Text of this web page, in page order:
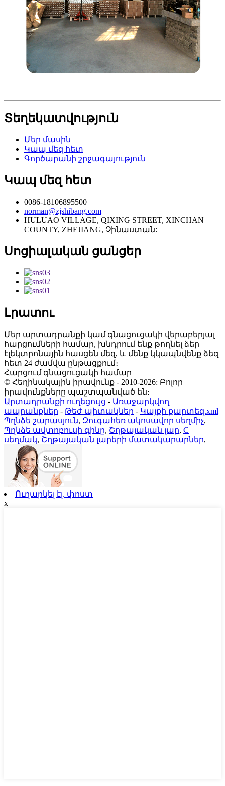
Տեղեկատվություն
Մեր մասին
Կապ մեզ հետ
Գործարանի շրջագայություն
Կապ մեզ հետ
0086-18106895500
norman@zjshibang.com
HULUAO VILLAGE, QIXING STREET, XINCHAN
COUNTY, ZHEJIANG, Չինաստան:
Սոցիալական ցանցեր
Լրատու
Մեր արտադրանքի կամ գնացուցակի վերաբերյալ
հարցումների համար, խնդրում ենք թողնել ձեր
էլեկտրոնային հասցեն մեզ, և մենք կկապնվենք ձեզ
հետ 24 ժամվա ընթացքում։
Հարցում գնացուցակի համար
© Հեղինակային իրավունք - 2010-2026: Բոլոր
իրավունքները պաշտպանված են։
Արտադրանքի ուղեցույց - Առաջարկվող
ապրանքներ - Թեժ պիտակներ - Կայքի քարտեզ.xml
Պղնձե շարասյուն, Զուգահեռ ակոսավոր սեղմիչ,
Պղնձե ավտոբուսի գինը, Շղթայական լար, C
սեղմակ, Շղթայական լարերի մատակարարներ,
Ուղարկել էլ. փոստ
x